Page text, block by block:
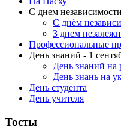
С днем независимости
С днём
З днем
Профессиональные
День знаний - 1
День знаний на
День знань на
День студента
День учителя
Тосты